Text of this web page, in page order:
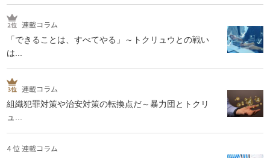
連載コラム
「できることは、すべてやる」～トクリュウとの戦い
は...
連載コラム
組織犯罪対策や治安対策の転換点だ～暴力団とトクリ
ュ...
4 位 連載コラム